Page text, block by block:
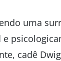
uma
cadê